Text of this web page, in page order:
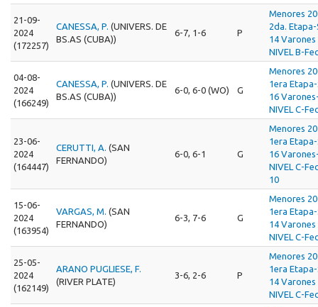
21-09-
2024
(172257)
CANESSA, P. (UNIVERS. DE
BS.AS (CUBA))
6-7, 1-6 P
Menores
2da.
14 Varones
NIVEL B-
04-08-
2024
(166249)
CANESSA, P. (UNIVERS. DE
BS.AS (CUBA))
6-0, 6-0 (WO) G
Menores
1era
16
NIVEL C-
23-06-
2024
(164447)
CERUTTI, A. (SAN
FERNANDO)
6-0, 6-1 G
Menores
1era
16
NIVEL C-
10
15-06-
2024
(163954)
VARGAS, M. (SAN
FERNANDO)
6-3, 7-6 G
Menores
1era
14 Varones
NIVEL C-
25-05-
2024
(162149)
ARANO PUGLIESE, F.
(RIVER PLATE)
3-6, 2-6 P
Menores
1era
14 Varones
NIVEL C-